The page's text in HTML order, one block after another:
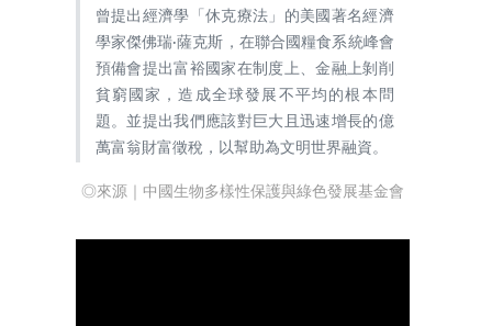
曾提出經濟學「休克療法」的美國著名經濟
學家傑佛瑞·薩克斯，在聯合國糧食系統峰會
預備會提出富裕國家在制度上、金融上剝削
貧窮國家，造成全球發展不平均的根本問
題。並提出我們應該對巨大且迅速增長的億
萬富翁財富徵稅，以幫助為文明世界融資。
◎來源｜中國生物多樣性保護與綠色發展基金會